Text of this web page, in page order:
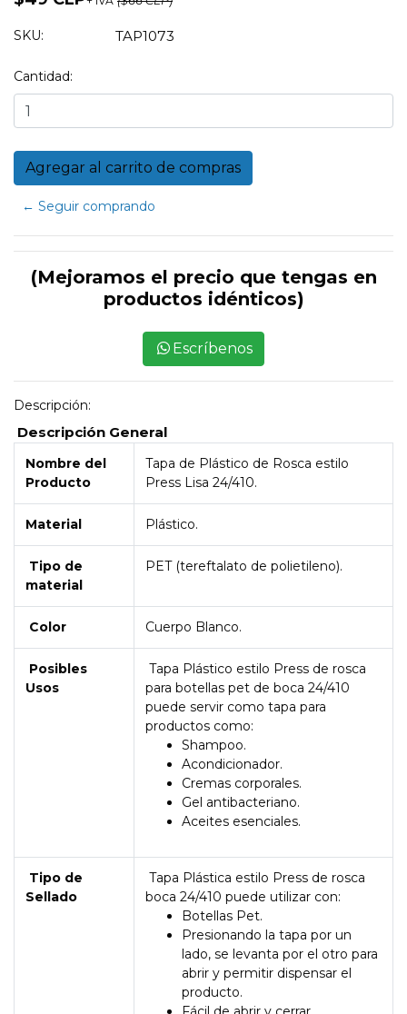
SKU: TAP1073
Cantidad:
← Seguir comprando
(Mejoramos el precio que tengas en
productos idénticos)
Escríbenos
Descripción:
Descripción General
Nombre del
Producto
Tapa de Plástico de Rosca estilo
Press Lisa 24/410.
Material Plástico.
Tipo de
material
PET (tereftalato de polietileno).
Color Cuerpo Blanco.
Posibles
Usos
Tapa Plástico estilo Press de rosca
para botellas pet de boca 24/410
puede servir como tapa para
productos como:
Shampoo.
Acondicionador.
Cremas corporales.
Gel antibacteriano.
Aceites esenciales.
Tipo de
Sellado
Tapa Plástica estilo Press de rosca
boca 24/410 puede utilizar con:
Botellas Pet.
Presionando la tapa por un
lado, se levanta por el otro para
abrir y permitir dispensar el
producto.